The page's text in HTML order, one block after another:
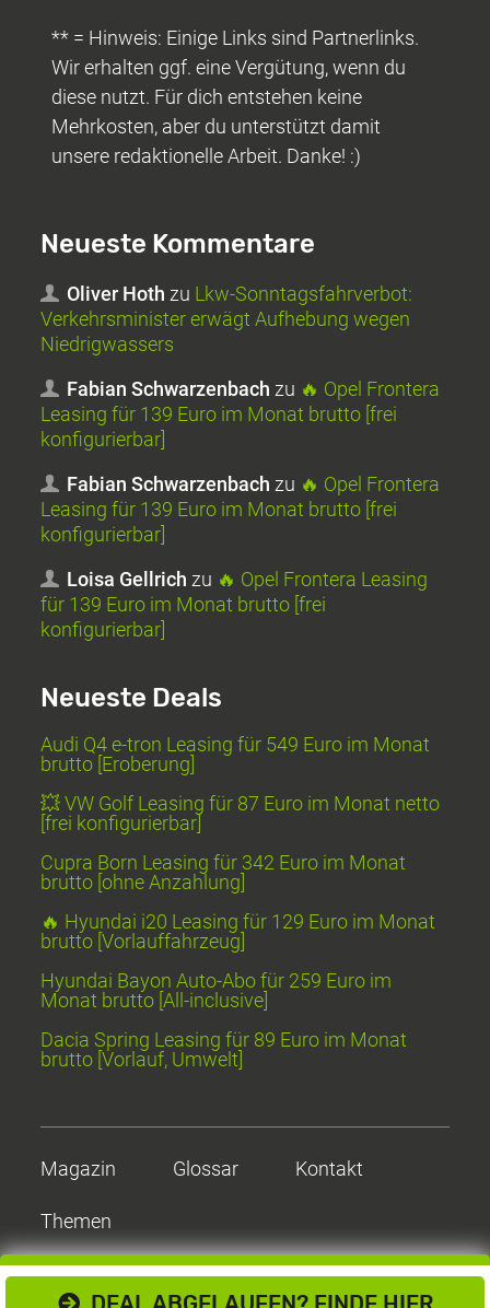
** = Hinweis: Einige Links sind Partnerlinks.
Wir erhalten ggf. eine Vergütung, wenn du
diese nutzt. Für dich entstehen keine
Mehrkosten, aber du unterstützt damit
unsere redaktionelle Arbeit. Danke! :)
Neueste Kommentare
Oliver Hoth zu Lkw-Sonntagsfahrverbot:
Verkehrsminister erwägt Aufhebung wegen
Niedrigwassers
Fabian Schwarzenbach zu 🔥 Opel Frontera
Leasing für 139 Euro im Monat brutto [frei
konfigurierbar]
Fabian Schwarzenbach zu 🔥 Opel Frontera
Leasing für 139 Euro im Monat brutto [frei
konfigurierbar]
Loisa Gellrich zu 🔥 Opel Frontera Leasing
für 139 Euro im Monat brutto [frei
konfigurierbar]
Neueste Deals
Audi Q4 e-tron Leasing für 549 Euro im Monat
brutto [Eroberung]
💥 VW Golf Leasing für 87 Euro im Monat netto
[frei konfigurierbar]
Cupra Born Leasing für 342 Euro im Monat
brutto [ohne Anzahlung]
🔥 Hyundai i20 Leasing für 129 Euro im Monat
brutto [Vorlauffahrzeug]
Hyundai Bayon Auto-Abo für 259 Euro im
Monat brutto [All-inclusive]
Dacia Spring Leasing für 89 Euro im Monat
brutto [Vorlauf, Umwelt]
Magazin Glossar Kontakt
Themen